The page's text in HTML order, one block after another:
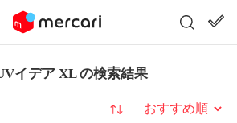
イデア XL の検索結果
並び替え